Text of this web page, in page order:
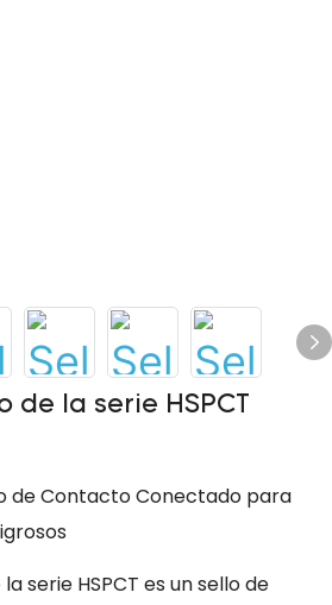
de la serie HSPCT
de Contacto Conectado para
serie HSPCT es un sello de